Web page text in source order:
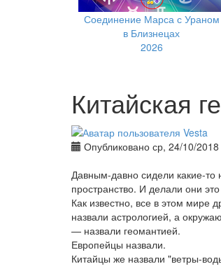
Соединение Марса с Ураном
в Близнецах
2026
Китайская
Опубликовано ср, 24/10/
Давным-давно сидели какие-
пространство. И делали они
Как известно, все в этом мире
назвали астрологией, а
— назвали геомантией.
Европейцы назвали.
Китайцы же назвали "ветры-